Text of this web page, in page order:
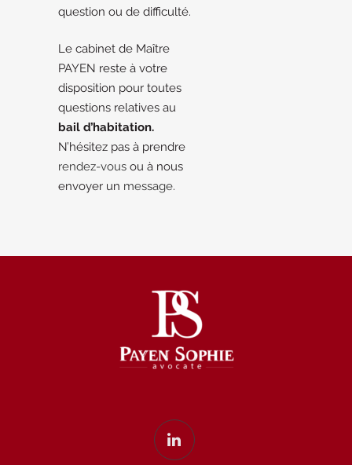
question ou de difficulté.
Le cabinet de Maître
PAYEN reste à votre
disposition pour toutes
questions relatives au
bail d’habitation.
N’hésitez pas à prendre
rendez-vous ou à nous
envoyer un message.